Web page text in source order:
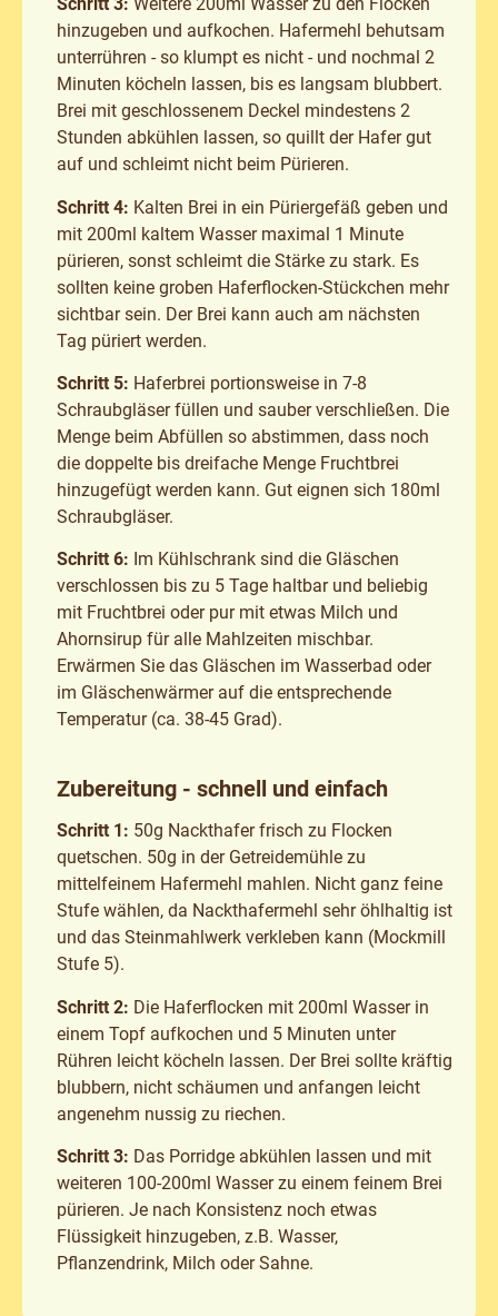
hinzugeben und aufkochen. Hafermehl behutsam
unterrühren - so klumpt es nicht - und nochmal 2
Minuten köcheln lassen, bis es langsam blubbert.
Brei mit geschlossenem Deckel mindestens 2
Stunden abkühlen lassen, so quillt der Hafer gut
auf und schleimt nicht beim Pürieren.
Schritt 4: Kalten Brei in ein Püriergefäß geben und
mit 200ml kaltem Wasser maximal 1 Minute
pürieren, sonst schleimt die Stärke zu stark. Es
sollten keine groben Haferflocken-Stückchen mehr
sichtbar sein. Der Brei kann auch am nächsten
Tag püriert werden.
Schritt 5: Haferbrei portionsweise in 7-8
Schraubgläser füllen und sauber verschließen. Die
Menge beim Abfüllen so abstimmen, dass noch
die doppelte bis dreifache Menge Fruchtbrei
hinzugefügt werden kann. Gut eignen sich 180ml
Schraubgläser.
Schritt 6: Im Kühlschrank sind die Gläschen
verschlossen bis zu 5 Tage haltbar und beliebig
mit Fruchtbrei oder pur mit etwas Milch und
Ahornsirup für alle Mahlzeiten mischbar.
Erwärmen Sie das Gläschen im Wasserbad oder
im Gläschenwärmer auf die entsprechende
Temperatur (ca. 38-45 Grad).
Zubereitung - schnell und einfach
Schritt 1: 50g Nackthafer frisch zu Flocken
quetschen. 50g in der Getreidemühle zu
mittelfeinem Hafermehl mahlen. Nicht ganz feine
Stufe wählen, da Nackthafermehl sehr öhlhaltig ist
und das Steinmahlwerk verkleben kann (Mockmill
Stufe 5).
Schritt 2: Die Haferflocken mit 200ml Wasser in
einem Topf aufkochen und 5 Minuten unter
Rühren leicht köcheln lassen. Der Brei sollte kräftig
blubbern, nicht schäumen und anfangen leicht
angenehm nussig zu riechen.
Schritt 3: Das Porridge abkühlen lassen und mit
weiteren 100-200ml Wasser zu einem feinem Brei
pürieren. Je nach Konsistenz noch etwas
Flüssigkeit hinzugeben, z.B. Wasser,
Pflanzendrink, Milch oder Sahne.